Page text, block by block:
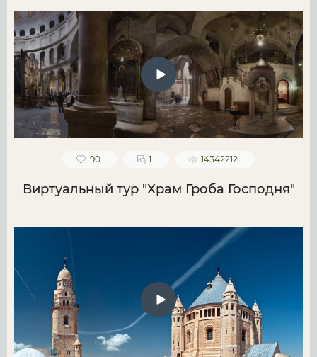
90 1 14342212
Виртуальный тур "Храм Гроба Господня"